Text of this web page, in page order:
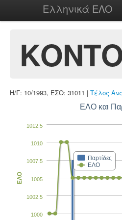
Ελληνικά ΕΛΟ
Η/Γ: 10/1993, ΕΣΟ: 31011 | Τέλος
ΕΛΟ και
Παρτίδες
ΕΛΟ
1000
1002.5
1005
1007.5
1010
1012.5
ΕΛΟ